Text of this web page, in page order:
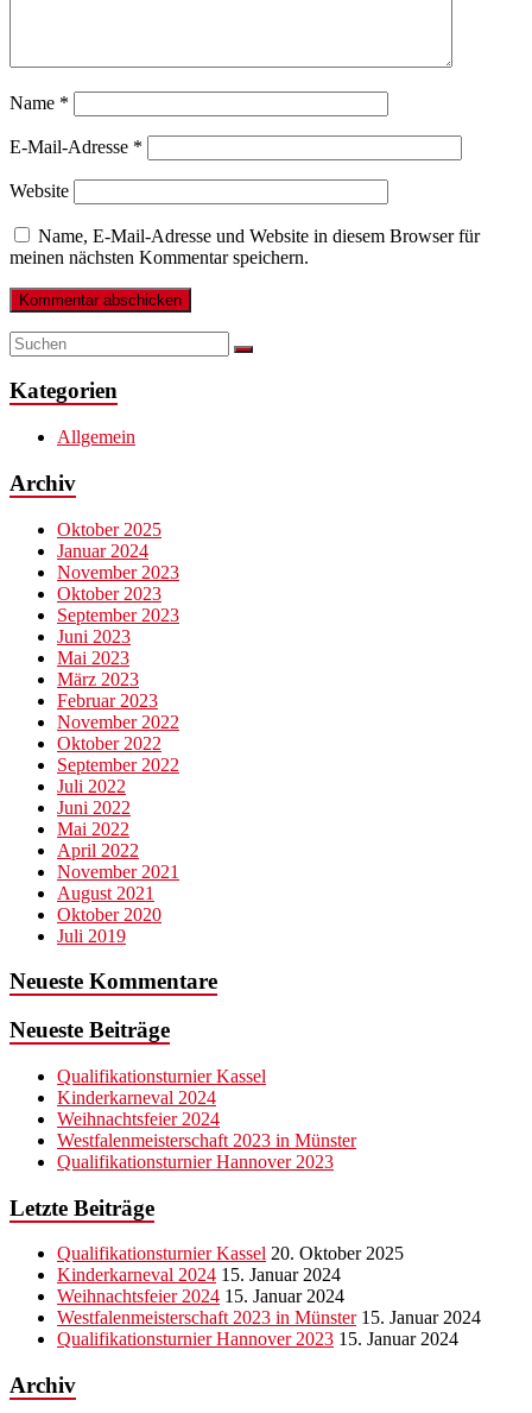
Name *
E-Mail-Adresse *
Website
Name, E-Mail-Adresse und Website in diesem Browser für
meinen nächsten Kommentar speichern.
Kategorien
Allgemein
Archiv
Oktober 2025
Januar 2024
November 2023
Oktober 2023
September 2023
Juni 2023
Mai 2023
März 2023
Februar 2023
November 2022
Oktober 2022
September 2022
Juli 2022
Juni 2022
Mai 2022
April 2022
November 2021
August 2021
Oktober 2020
Juli 2019
Neueste Kommentare
Neueste Beiträge
Qualifikationsturnier Kassel
Kinderkarneval 2024
Weihnachtsfeier 2024
Westfalenmeisterschaft 2023 in Münster
Qualifikationsturnier Hannover 2023
Letzte Beiträge
Qualifikationsturnier Kassel 20. Oktober 2025
Kinderkarneval 2024 15. Januar 2024
Weihnachtsfeier 2024 15. Januar 2024
Westfalenmeisterschaft 2023 in Münster 15. Januar 2024
Qualifikationsturnier Hannover 2023 15. Januar 2024
Archiv